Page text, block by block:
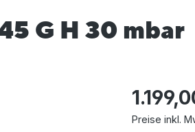
G H 30 mbar
Preise inkl.